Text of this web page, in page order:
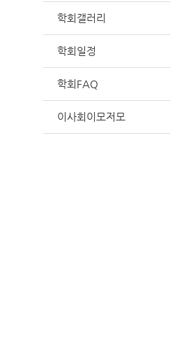
학회갤러리
학회일정
학회FAQ
이사회이모저모